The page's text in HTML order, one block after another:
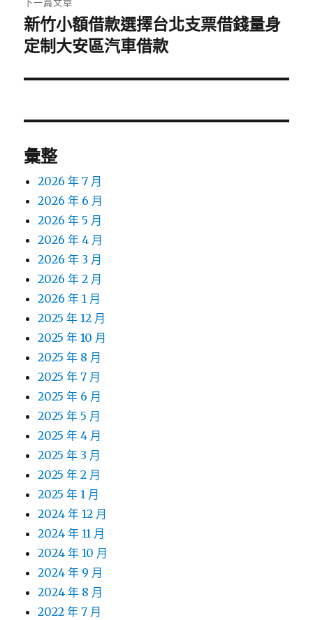
下
一
文
新竹小額借款選擇台北支票借錢量身
定制大安區汽車借款
彙整
2026 年 7 月
2026 年 6 月
2026 年 5 月
2026 年 4 月
2026 年 3 月
2026 年 2 月
2026 年 1 月
2025 年 12 月
2025 年 10 月
2025 年 8 月
2025 年 7 月
2025 年 6 月
2025 年 5 月
2025 年 4 月
2025 年 3 月
2025 年 2 月
2025 年 1 月
2024 年 12 月
2024 年 11 月
2024 年 10 月
2024 年 9 月
2024 年 8 月
2022 年 7 月